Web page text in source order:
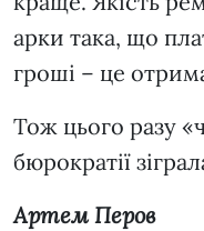
арки така, що
гроші – це
Тож цього разу
бюрократії
Артем Перов